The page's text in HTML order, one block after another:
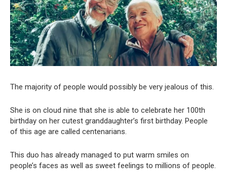
The majority of people would possibly be very jealous of this.
She is on cloud nine that she is able to celebrate her 100th
birthday on her cutest granddaughter’s first birthday. People
of this age are called centenarians.
This duo has already managed to put warm smiles on
people’s faces as well as sweet feelings to millions of people.